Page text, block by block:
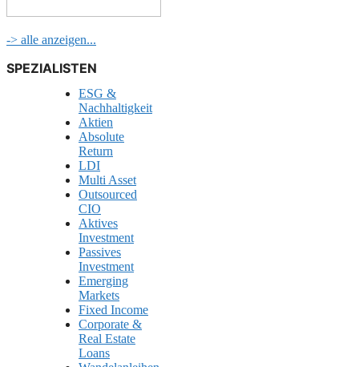
-> alle anzeigen...
SPEZIALISTEN
ESG &
Nachhaltigkeit
Aktien
Absolute
Return
LDI
Multi Asset
Outsourced
CIO
Aktives
Investment
Passives
Investment
Emerging
Markets
Fixed Income
Corporate &
Real Estate
Loans